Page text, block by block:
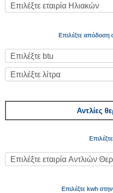
Επιλέξτε απόδοση
Αντλίες
Επιλέξτε kwh